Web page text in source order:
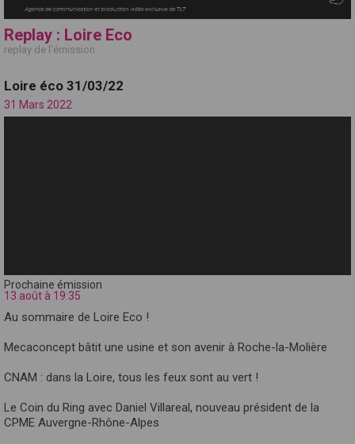
Replay : Loire Eco
replay de l'émission
Loire éco 31/03/22
31 Mars 2022
Prochaine émission
13 août à 19:35
Au sommaire de Loire Eco !
Mecaconcept bâtit une usine et son avenir à Roche-la-Molière
CNAM : dans la Loire, tous les feux sont au vert !
Le Coin du Ring avec Daniel Villareal, nouveau président de la
CPME Auvergne-Rhône-Alpes